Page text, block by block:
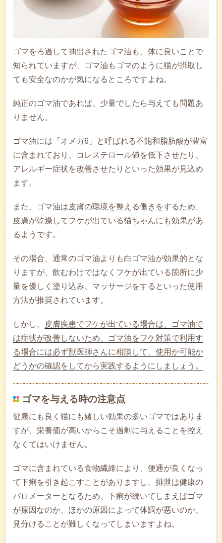
ゴマをろ過して抽出されたゴマ油も、体に良いことで
知られていますが、ゴマ油もゴマのように猫が摂取し
ても安全なのかが気になるところですよね。
純正のゴマ油であれば、少量でしたら与えても問題あ
りません。
ゴマ油には「オメガ6」と呼ばれる不飽和脂肪酸が豊富
に含まれており、コレステロール値を低下させたり、
アレルギー症状を改善させたりといった効果が見込め
ます。
また、ゴマ油は皮膚の環境を整える働きをするため、
皮膚が乾燥してフケが出ている猫ちゃんにも効果があ
るようです。
その場合、通常のゴマ油よりも白ゴマ油が効果的とな
りますが、飲むわけではなくフケが出ている箇所に少
量を優しく塗り込み、マッサージをするといった使用
方法が推奨されています。
しかし、
皮膚疾患でフケが出ている場合は、ゴマ油で
は症状が改善しないため、ゴマ油をフケ対策で利用す
る場合には必ず獣医師さんに相談して、使用か可能か
どうかの確認をしてから実践するようにしましょう。
ゴマを与える時の注意点
健康にも良く猫にも嬉しい効果の多いゴマではありま
すが、栄養価が高いからこそ過剰に与えることを控え
なくてはいけません。
ゴマに含まれている食物繊維により、便通が良くなっ
て下痢を引き起こすことがありますし、排泄は健康の
バロメーターとなるため、下痢が続いてしまえばゴマ
が原因なのか、ほかの原因によって体調が悪いのか、
見分けることが難しくなってしまいますよね。